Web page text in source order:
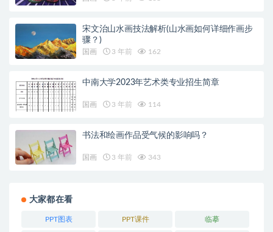
宋文治山水画技法解析(山水画如何详细作画步
骤？)
国画 3 年前 162
中南大学2023年艺术类专业招生简章
国画 3 年前 114
书法和绘画作品受气候的影响吗？
国画 3 年前 343
大家都在看
PPT图表 PPT课件 临摹